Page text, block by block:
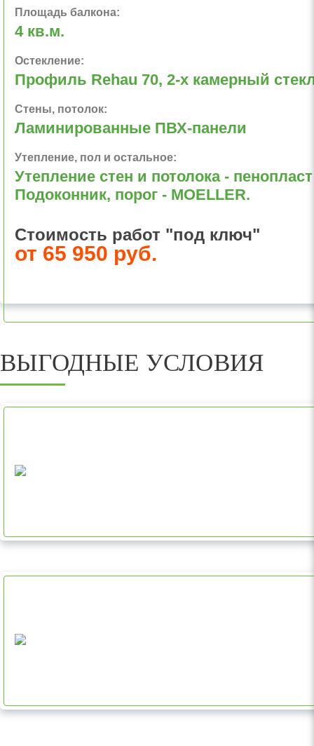
Площадь балкона:
4 кв.м.
Остекление:
Профиль Rehau 70, 2-х камерный
Стены, потолок:
Ламинированные ПВХ-панели
Утепление, пол и остальное:
Утепление стен и потолока -
Подоконник, порог - MOELLER.
Стоимость работ "под ключ"
от 65 950 руб.
ВЫГОДНЫЕ УСЛОВИЯ